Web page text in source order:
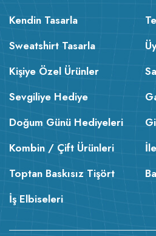
Kendin Tasarla
Sweatshirt Tasarla
Kişiye Özel Ürünler
Sevgiliye Hediye
Doğum Günü Hediyeleri
Kombin / Çift Ürünleri
Toptan Baskısız Tişört
İş Elbiseleri